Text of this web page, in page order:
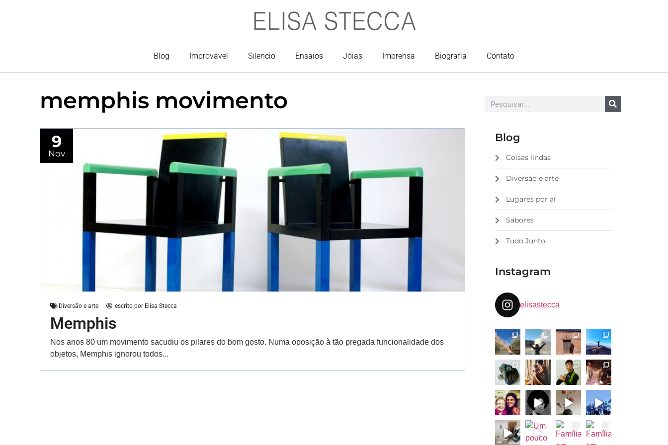
Blog Improvável Silencio Ensaios Jóias Imprensa Biografia Contato
memphis movimento
Diversão e arte escrito porElisa Stecca
Memphis
Nos anos 80 um movimento sacudiu os pilares do bom gosto. Numa oposição à tão pregada funcionalidade dos
objetos, Memphis ignorou todos...
9
Nov
Blog
Coisas lindas
Diversão e arte
Lugares por aí
Sabores
Tudo Junto
Instagram
elisastecca